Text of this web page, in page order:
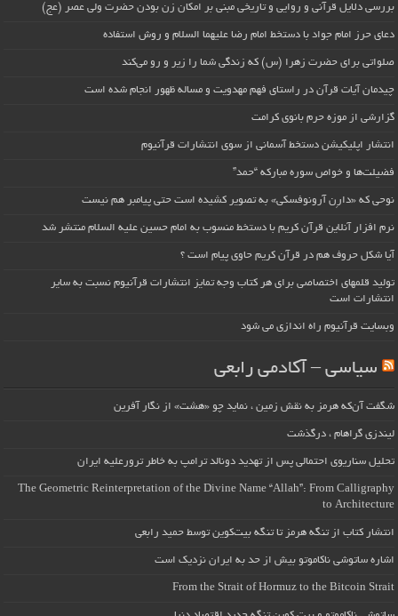
بررسی دلایل قرآنی و روایی و تاریخی مبنی بر امکان زن بودن حضرت ولی عصر (عج)
دعای حرز امام جواد با دستخط امام رضا علیهما السلام و روش استفاده
صلواتی برای حضرت زهرا (س) که زندگی شما را زیر و رو می‌کند
چیدمان آیات قرآن در راستای فهم مهدویت و مساله ظهور انجام شده است
گزارشی از موزه حرم بانوی کرامت
انتشار اپلیکیشن دستخط آسمانی از سوی انتشارات قرآنیوم
فضیلت‌ها و خواص سوره مبارکه “حمد”
نوحی که «دارِن آرونوفسکی» به تصویر کشیده است حتی پیامبر هم نیست
نرم افزار آنلاین قرآن کریم با دستخط منسوب به امام حسین علیه السلام منتشر شد
آیا شکل حروف هم در قرآن کریم حاوی پیام است ؟
تولید قلمهای اختصاصی برای هر کتاب وجه تمایز انتشارات قرآنیوم نسبت به سایر
انتشارات است
وبسایت قرآنیوم راه اندازی می شود
سیاسی – آکادمی رابعی
شگفت آن‌که هرمز به نقش زمین ، نماید چو «هشت» از نگار آفرین
لیندزی گراهام ، درگذشت
تحلیل سناریوی احتمالی پس از تهدید دونالد ترامپ به خاطر ترورعلیه ایران
The Geometric Reinterpretation of the Divine Name “Allah”: From Calligraphy
to Architecture
انتشار کتاب از تنگه هرمز تا تنگه بیت‌کوین توسط حمید رابعی
اشاره ساتوشی ناکاموتو بیش از حد به ایران نزدیک است
From the Strait of Hormuz to the Bitcoin Strait